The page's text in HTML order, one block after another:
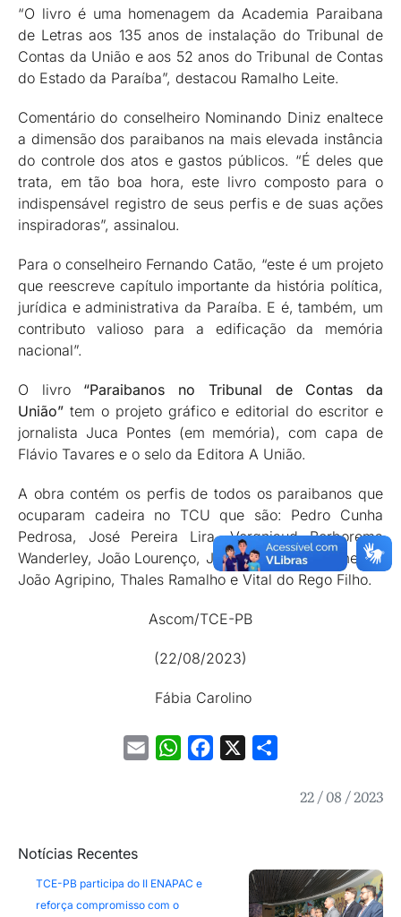
“O livro é uma homenagem da Academia Paraibana
de Letras aos 135 anos de instalação do Tribunal de
Contas da União e aos 52 anos do Tribunal de Contas
do Estado da Paraíba”, destacou Ramalho Leite.
Comentário do conselheiro Nominando Diniz enaltece
a dimensão dos paraibanos na mais elevada instância
do controle dos atos e gastos públicos. “É deles que
trata, em tão boa hora, este livro composto para o
indispensável registro de seus perfis e de suas ações
inspiradoras”, assinalou.
Para o conselheiro Fernando Catão, “este é um projeto
que reescreve capítulo importante da história política,
jurídica e administrativa da Paraíba. E é, também, um
contributo valioso para a edificação da memória
nacional”.
O livro “Paraibanos no Tribunal de Contas da
União” tem o projeto gráfico e editorial do escritor e
jornalista Juca Pontes (em memória), com capa de
Flávio Tavares e o selo da Editora A União.
A obra contém os perfis de todos os paraibanos que
ocuparam cadeira no TCU que são: Pedro Cunha
Pedrosa, José Pereira Lira, Vergniaud Borborema
Wanderley, João Lourenço, José Américo de Almeida,
João Agripino, Thales Ramalho e Vital do Rego Filho.
Ascom/TCE-PB
(22/08/2023)
Fábia Carolino
Email WhatsAppFacebook
22 / 08 / 2023
Notícias Recentes
TCE-PB participa do II ENAPAC e
reforça compromisso com o